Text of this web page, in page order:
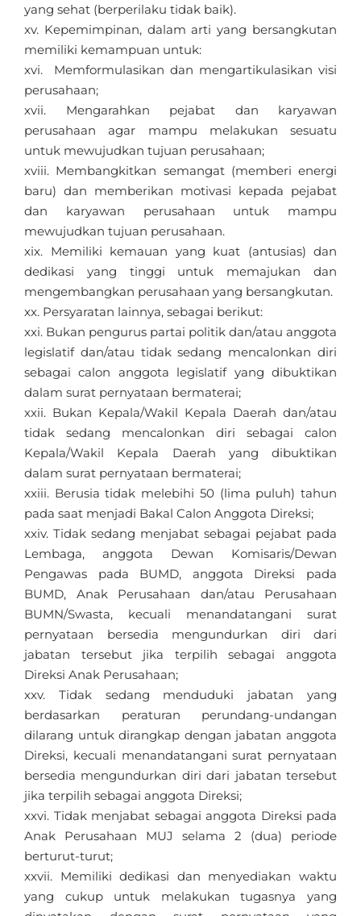
yang sehat (berperilaku tidak baik).
Kepemimpinan, dalam arti yang bersangkutan
memiliki kemampuan untuk:
Memformulasikan dan mengartikulasikan visi
perusahaan;
Mengarahkan pejabat dan karyawan
perusahaan agar mampu melakukan sesuatu
untuk mewujudkan tujuan perusahaan;
Membangkitkan semangat (memberi energi
baru) dan memberikan motivasi kepada pejabat
dan karyawan perusahaan untuk mampu
mewujudkan tujuan perusahaan.
Memiliki kemauan yang kuat (antusias) dan
dedikasi yang tinggi untuk memajukan dan
mengembangkan perusahaan yang bersangkutan.
Persyaratan lainnya, sebagai berikut:
Bukan pengurus partai politik dan/atau anggota
legislatif dan/atau tidak sedang mencalonkan diri
sebagai calon anggota legislatif yang dibuktikan
dalam surat pernyataan bermaterai;
Bukan Kepala/Wakil Kepala Daerah dan/atau
tidak sedang mencalonkan diri sebagai calon
Kepala/Wakil Kepala Daerah yang dibuktikan
dalam surat pernyataan bermaterai;
Berusia tidak melebihi 50 (lima puluh) tahun
pada saat menjadi Bakal Calon Anggota Direksi;
Tidak sedang menjabat sebagai pejabat pada
Lembaga, anggota Dewan Komisaris/Dewan
Pengawas pada BUMD, anggota Direksi pada
BUMD, Anak Perusahaan dan/atau Perusahaan
BUMN/Swasta, kecuali menandatangani surat
pernyataan bersedia mengundurkan diri dari
jabatan tersebut jika terpilih sebagai anggota
Direksi Anak Perusahaan;
Tidak sedang menduduki jabatan yang
berdasarkan peraturan perundang-undangan
dilarang untuk dirangkap dengan jabatan anggota
Direksi, kecuali menandatangani surat pernyataan
bersedia mengundurkan diri dari jabatan tersebut
jika terpilih sebagai anggota Direksi;
Tidak menjabat sebagai anggota Direksi pada
Anak Perusahaan MUJ selama 2 (dua) periode
berturut-turut;
Memiliki dedikasi dan menyediakan waktu
yang cukup untuk melakukan tugasnya yang